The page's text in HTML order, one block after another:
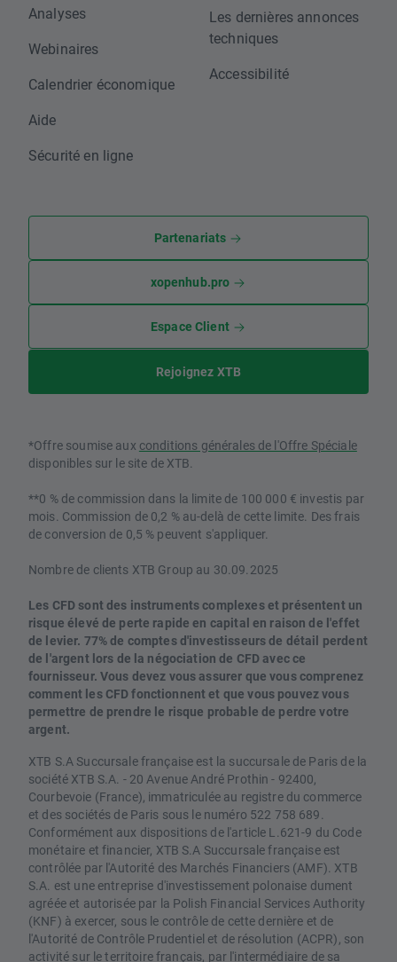
Analyses
Webinaires
Calendrier économique
Aide
Sécurité en ligne
Les dernières annonces
techniques
Accessibilité
Partenariats
xopenhub.pro
Espace Client
Rejoignez XTB
*Offre soumise aux conditions générales de l'Offre Spéciale
disponibles sur le site de XTB.
**0 % de commission dans la limite de 100 000 € investis par
mois. Commission de 0,2 % au-delà de cette limite. Des frais
de conversion de 0,5 % peuvent s'appliquer.
Nombre de clients XTB Group au 30.09.2025
Les CFD sont des instruments complexes et présentent un
risque élevé de perte rapide en capital en raison de l'effet
de levier. 77% de comptes d'investisseurs de détail perdent
de l'argent lors de la négociation de CFD avec ce
fournisseur. Vous devez vous assurer que vous comprenez
comment les CFD fonctionnent et que vous pouvez vous
permettre de prendre le risque probable de perdre votre
argent.
XTB S.A Succursale française est la succursale de Paris de la
société XTB S.A. - 20 Avenue André Prothin - 92400,
Courbevoie (France), immatriculée au registre du commerce
et des sociétés de Paris sous le numéro 522 758 689.
Conformément aux dispositions de l'article L.621-9 du Code
monétaire et financier, XTB S.A Succursale française est
contrôlée par l'Autorité des Marchés Financiers (AMF). XTB
S.A. est une entreprise d'investissement polonaise dument
agréée et autorisée par la Polish Financial Services Authority
(KNF) à exercer, sous le contrôle de cette dernière et de
l'Autorité de Contrôle Prudentiel et de résolution (ACPR), son
activité sur le territoire français, par l'intermédiaire de sa